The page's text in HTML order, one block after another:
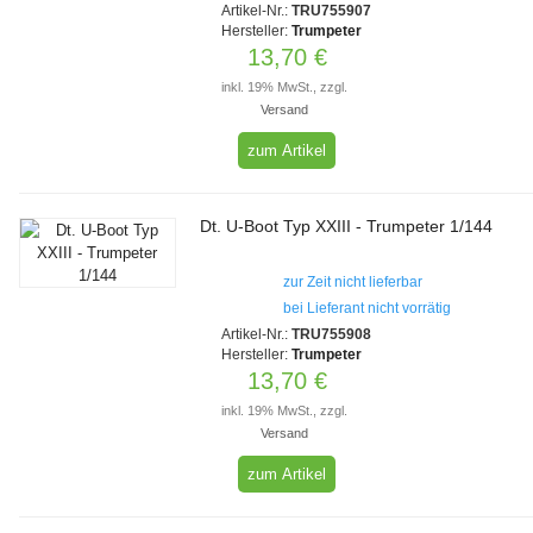
Artikel-Nr.: TRU755907
Hersteller: Trumpeter
13,70 €
inkl. 19% MwSt., zzgl.
Versand
zum Artikel
Dt. U-Boot Typ XXIII - Trumpeter 1/144
zur Zeit nicht lieferbar
bei Lieferant nicht vorrätig
Artikel-Nr.: TRU755908
Hersteller: Trumpeter
13,70 €
inkl. 19% MwSt., zzgl.
Versand
zum Artikel